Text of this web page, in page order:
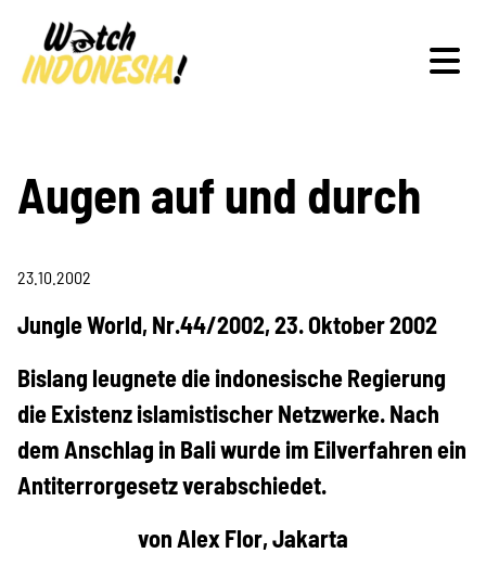
Schwerpunkte
Veranstaltungen
Publikationen
Projekte
Augen auf und durch
23.10.2002
Jungle World, Nr.44/2002, 23. Oktober 2002
Bislang leugnete die indonesische Regierung
die Existenz islamistischer Netzwerke. Nach
dem Anschlag in Bali wurde im Eilverfahren ein
Antiterrorgesetz verabschiedet.
von Alex Flor, Jakarta